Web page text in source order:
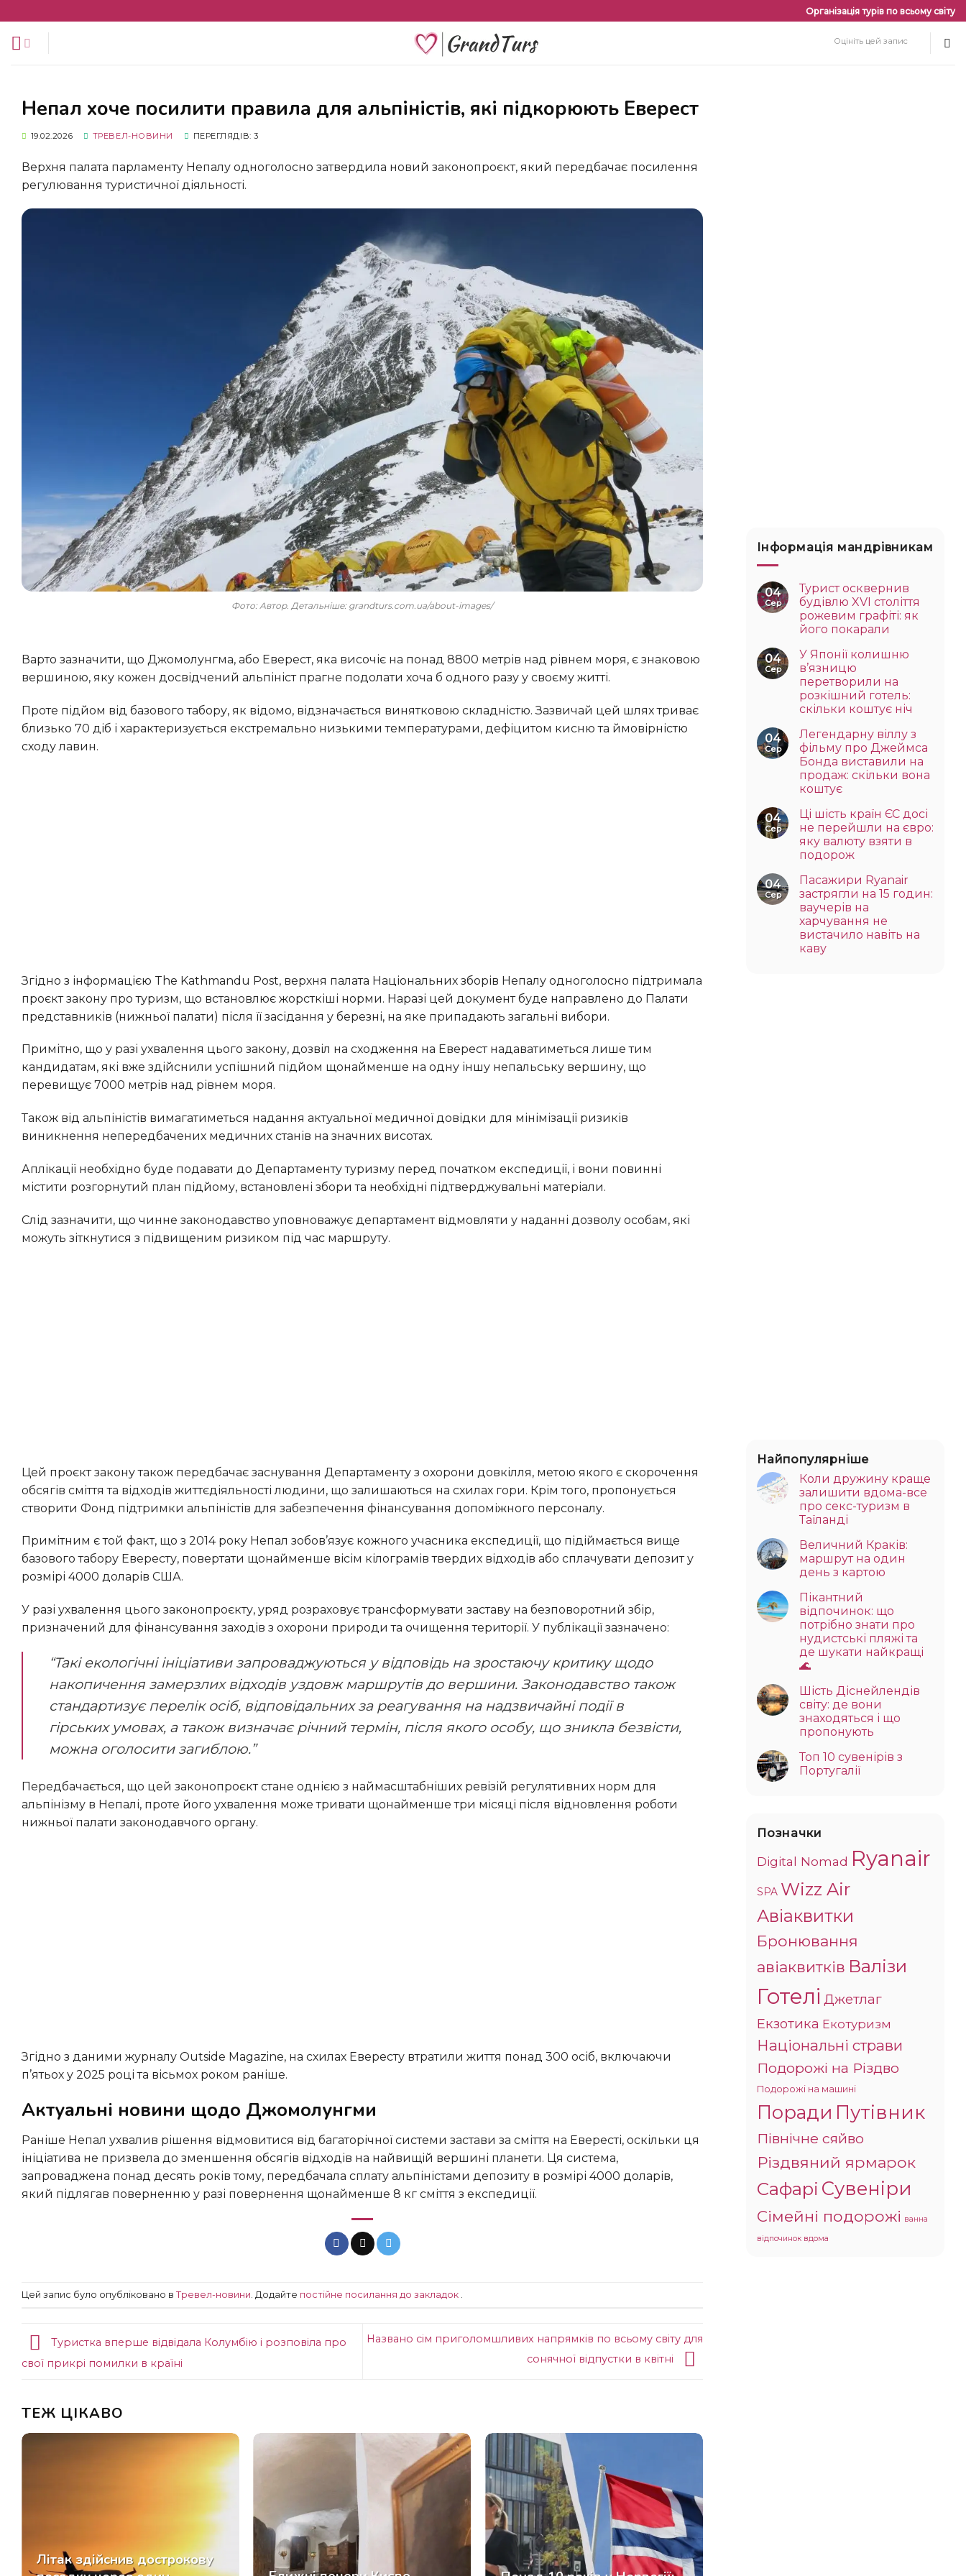
змісту
Організація турів по всьому світу
Оцініть цей запис
Непал хоче посилити правила для альпіністів, які підкорюють Еверест
19.02.2026 ТРЕВЕЛ-НОВИНИ ПЕРЕГЛЯДІВ: 3
Верхня палата парламенту Непалу одноголосно затвердила новий законопроєкт, який передбачає посилення
регулювання туристичної діяльності.
Фото: Автор. Детальніше: grandturs.com.ua/about-images/
Варто зазначити, що Джомолунгма, або Еверест, яка височіє на понад 8800 метрів над рівнем моря, є знаковою
вершиною, яку кожен досвідчений альпініст прагне подолати хоча б одного разу у своєму житті.
Проте підйом від базового табору, як відомо, відзначається винятковою складністю. Зазвичай цей шлях триває
близько 70 діб і характеризується екстремально низькими температурами, дефіцитом кисню та ймовірністю
сходу лавин.
Згідно з інформацією The Kathmandu Post, верхня палата Національних зборів Непалу одноголосно підтримала
проєкт закону про туризм, що встановлює жорсткіші норми. Наразі цей документ буде направлено до Палати
представників (нижньої палати) після її засідання у березні, на яке припадають загальні вибори.
Примітно, що у разі ухвалення цього закону, дозвіл на сходження на Еверест надаватиметься лише тим
кандидатам, які вже здійснили успішний підйом щонайменше на одну іншу непальську вершину, що
перевищує 7000 метрів над рівнем моря.
Також від альпіністів вимагатиметься надання актуальної медичної довідки для мінімізації ризиків
виникнення непередбачених медичних станів на значних висотах.
Аплікації необхідно буде подавати до Департаменту туризму перед початком експедиції, і вони повинні
містити розгорнутий план підйому, встановлені збори та необхідні підтверджувальні матеріали.
Слід зазначити, що чинне законодавство уповноважує департамент відмовляти у наданні дозволу особам, які
можуть зіткнутися з підвищеним ризиком під час маршруту.
Цей проєкт закону також передбачає заснування Департаменту з охорони довкілля, метою якого є скорочення
обсягів сміття та відходів життєдіяльності людини, що залишаються на схилах гори. Крім того, пропонується
створити Фонд підтримки альпіністів для забезпечення фінансування допоміжного персоналу.
Примітним є той факт, що з 2014 року Непал зобов’язує кожного учасника експедиції, що підіймається вище
базового табору Евересту, повертати щонайменше вісім кілограмів твердих відходів або сплачувати депозит у
розмірі 4000 доларів США.
У разі ухвалення цього законопроєкту, уряд розраховує трансформувати заставу на безповоротний збір,
призначений для фінансування заходів з охорони природи та очищення території. У публікації зазначено:
“Такі екологічні ініціативи запроваджуються у відповідь на зростаючу критику щодо
накопичення замерзлих відходів уздовж маршрутів до вершини. Законодавство також
стандартизує перелік осіб, відповідальних за реагування на надзвичайні події в
гірських умовах, а також визначає річний термін, після якого особу, що зникла безвісти,
можна оголосити загиблою.”
Передбачається, що цей законопроєкт стане однією з наймасштабніших ревізій регулятивних норм для
альпінізму в Непалі, проте його ухвалення може тривати щонайменше три місяці після відновлення роботи
нижньої палати законодавчого органу.
Згідно з даними журналу Outside Magazine, на схилах Евересту втратили життя понад 300 осіб, включаючи
п’ятьох у 2025 році та вісьмох роком раніше.
Актуальні новини щодо Джомолунгми
Раніше Непал ухвалив рішення відмовитися від багаторічної системи застави за сміття на Евересті, оскільки ця
ініціатива не призвела до зменшення обсягів відходів на найвищій вершині планети. Ця система,
запроваджена понад десять років тому, передбачала сплату альпіністами депозиту в розмірі 4000 доларів,
який підлягав поверненню у разі повернення щонайменше 8 кг сміття з експедиції.
Цей запис було опубліковано в Тревел-новини . Додайте постійне посилання до закладок
Туристка вперше відвідала Колумбію і розповіла про
свої прикрі помилки в країні
Названо сім приголомшливих напрямків по всьому світу для
сонячної відпустки в квітні
ТЕЖ ЦІКАВО
Літак здійснив дострокову
Інформація мандрівникам
04
Сер
Турист осквернив
будівлю XVI століття
рожевим графіті: як
його покарали
04
Сер
У Японії колишню
в’язницю
перетворили на
розкішний готель:
скільки коштує ніч
04
Сер
Легендарну віллу з
фільму про Джеймса
Бонда виставили на
продаж: скільки вона
коштує
04
Сер
Ці шість країн ЄС досі
не перейшли на євро:
яку валюту взяти в
подорож
04
Сер
Пасажири Ryanair
застрягли на 15 годин:
ваучерів на
харчування не
вистачило навіть на
каву
Найпопулярніше
Коли дружину краще
залишити вдома-все
про секс-туризм в
Таїланді
Величний Краків:
маршрут на один
день з картою
Пікантний
відпочинок: що
потрібно знати про
нудистські пляжі та
де шукати найкращі
🌊
Шість Діснейлендів
світу: де вони
знаходяться і що
пропонують
Топ 10 сувенірів з
Португалії
Позначки
Digital Nomad Ryanair
SPA Wizz Air
Авіаквитки
Бронювання
авіаквитків Валізи
Готелі Джетлаг
Екзотика Екотуризм
Національні страви
Подорожі на Різдво
Подорожі на машині
Поради Путівник
Північне сяйво
Різдвяний ярмарок
Сафарі Сувеніри
Сімейні подорожі ванна
відпочинок вдома